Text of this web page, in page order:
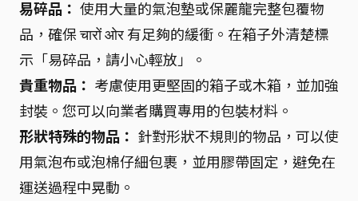
易碎品： 使用大量的氣泡墊或保麗龍完整包覆物
品，確保 चारों ओर 有足夠的緩衝。在箱子外清楚標
示「易碎品，請小心輕放」。
貴重物品： 考慮使用更堅固的箱子或木箱，並加強
封裝。您可以向業者購買專用的包裝材料。
形狀特殊的物品： 針對形狀不規則的物品，可以使
用氣泡布或泡棉仔細包裹，並用膠帶固定，避免在
運送過程中晃動。